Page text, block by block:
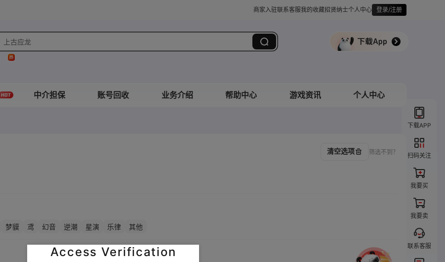
商家入驻联系客服我的收藏招贤纳士个人中心 登录/注册
上古应龙
梦貘
末日审判
中介担保 账号回收 业务介绍 帮助中心 游戏资讯 个人中心
清空选项 筛选不到？
梦貘 鸢 幻音 逆潮 星演 乐律 其他
下载APP
扫码关注
我要买
我要卖
联系客服
Access Verification